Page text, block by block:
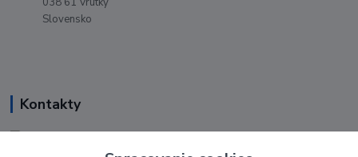
Slovensko
Kontakty